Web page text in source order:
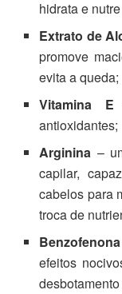
hidrata e
Extrato de
promove
evita a queda;
Vitamina
antioxidantes;
Arginina –
capilar,
cabelos para
troca de
Benzofenona
efeitos